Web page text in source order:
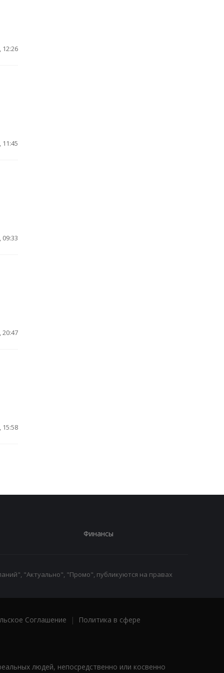
12:26
20:47
15:58
Финансы
"Актуально", "Промо", публикуются на правах
Соглашение |
Политика в сфере
людей, непосредственно или косвенно